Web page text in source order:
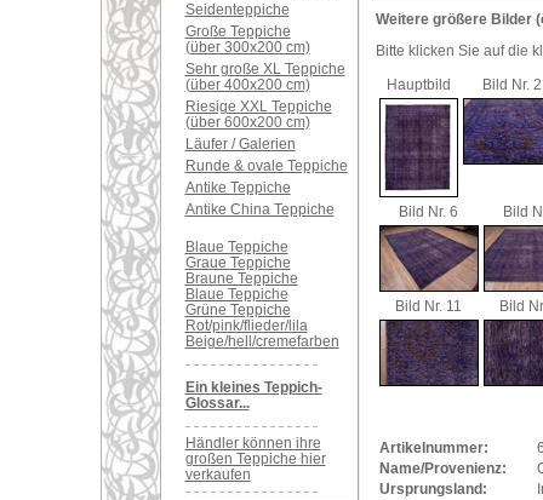
Seidenteppiche
Große Teppiche
(über 300x200 cm)
Sehr große XL Teppiche
(über 400x200 cm)
Riesige XXL Teppiche
(über 600x200 cm)
Läufer / Galerien
Runde & ovale Teppiche
Antike Teppiche
Antike China Teppiche
Blaue Teppiche
Graue Teppiche
Braune Teppiche
Blaue Teppiche
Grüne Teppiche
Rot/pink/flieder/lila
Beige/hell/cremefarben
Ein kleines Teppich-
Glossar...
Händler können ihre
großen Teppiche hier
verkaufen
Weitere größere Bilder
Bitte klicken Sie auf die
Hauptbild
Bild Nr. 2
Bild Nr. 6 Bild
Bild Nr. 11 Bild
Artikelnummer:
Name/Provenienz:
Ursprungsland: